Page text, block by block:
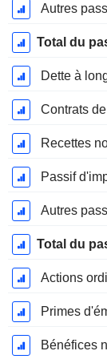
Autres
Total du
Dette à
Contrats
Recettes
Passif
Autres
Total du
Actions
Primes
Bénéfices